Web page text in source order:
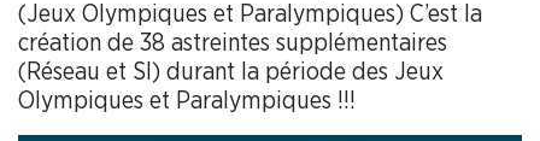
(Jeux Olympiques et Paralympiques) C’est la
création de 38 astreintes supplémentaires
(Réseau et SI) durant la période des Jeux
Olympiques et Paralympiques !!!